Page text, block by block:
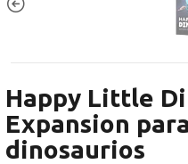
Happy Little
Expansion
dinosaurios